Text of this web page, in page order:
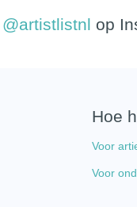
@artistlistnl op
Hoe
Voor
Voor